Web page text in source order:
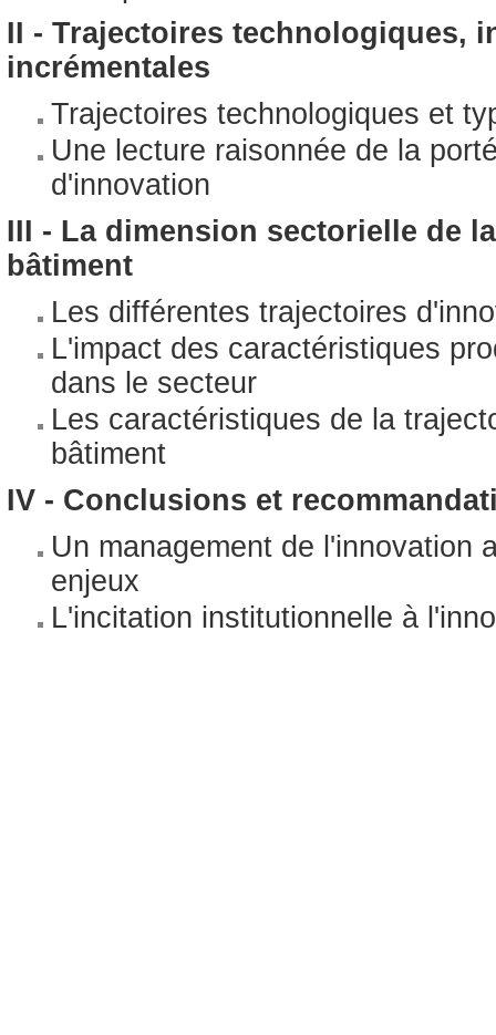
II - Trajectoires technologiques,
incrémentales
Trajectoires technologiques et
Une lecture raisonnée de la
d'innovation
III - La dimension sectorielle de
bâtiment
Les différentes trajectoires
L'impact des caractéristiques
dans le secteur
Les caractéristiques de la
bâtiment
IV - Conclusions et
Un management de l'innovation
enjeux
L'incitation institutionnelle à